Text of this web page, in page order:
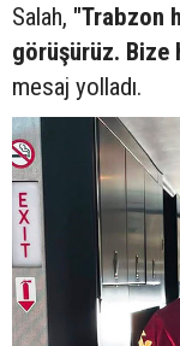
Salah, "Trabzon
görüşürüz. Bize
mesaj yolladı.